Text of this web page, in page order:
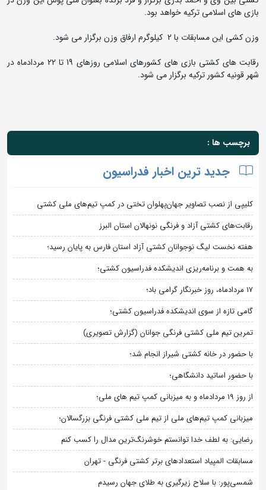
بازی های اسلامی ترکیه خواهد بود.
وزن کشی این مسابقات با 2 کیلوگرم ارفاق وزن برگزار می شود.
رقابت های کشتی بازی های کشورهای اسلامی روزهای 19 تا 22 مردادماه در
شهر قونیه کشور ترکیه برگزار می شود.
برچسب ها :
جدید ترین اخبار فدراسیون
کلیپی از نصب تصاویر جهان‌پهلوان تختی در کمپ تیم‌های ملی کشتی
رقابت‌های کشتی آزاد و فرنگی نونهالان استان البرز
هفته نخست لیگ نوجوانان کشتی آزاد استان فارس به پایان رسید؛
به همت و برنامه‌ریزی اندیشکده فدراسیون کشتی؛
۱۷ مردادماه، روز خبرنگار گرامی باد؛
گامی تازه از سوی اندیشکده فدراسیون کشتی؛
تمرین تیم ملی کشتی فرنگی جوانان (گزارش تصویری)
با حضور در خانه کشتی شیراز انجام شد؛
با حضور اساتید دانشگاهی؛
از روز 19 مردادماه و به میزبانی کمپ تیم های ملی؛
میزبانی کمپ تیم‌های ملی از تیم ملی کشتی فرنگی بزرگسالان؛
رضایی: به لطف خدا توانستم خوشرنگ‌ترین مدال را کسب کنم
مسابقات المپیاد استعدادهای برتر کشتی فرنگی - تهران
شمسی‌پور: با سلاح زیرگیری به طلای جهان رسیدم